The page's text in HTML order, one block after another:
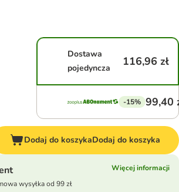
Dostawa
pojedyncza
116,96 zł
-15% 99,40
Dodaj do koszykaDodaj do koszyka
Więcej informacji
wysyłka od 99 zł